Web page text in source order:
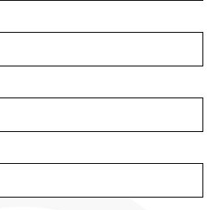
zu
Sie,